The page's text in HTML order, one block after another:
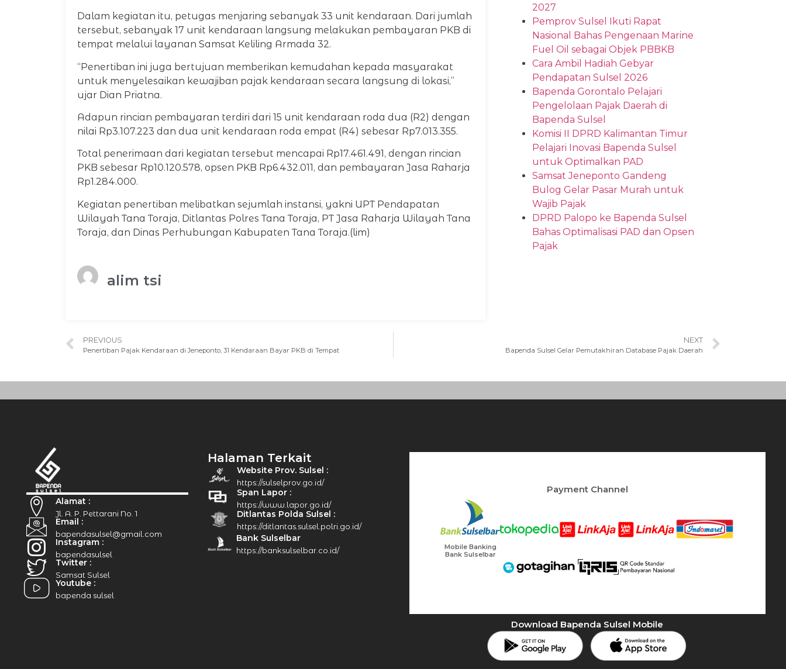
Dalam kegiatan itu, petugas menjaring sebanyak 33 unit kendaraan. Dari jumlah
tersebut, sebanyak 17 unit kendaraan langsung melakukan pembayaran PKB di
tempat melalui layanan Samsat Keliling Armada 32.
“Penertiban ini juga bertujuan memberikan kemudahan kepada masyarakat
untuk menyelesaikan kewajiban pajak kendaraan secara langsung di lokasi,”
ujar Dian Priatna.
Adapun rincian pembayaran terdiri dari 15 unit kendaraan roda dua (R2) dengan
nilai Rp3.107.223 dan dua unit kendaraan roda empat (R4) sebesar Rp7.013.355.
Total penerimaan dari kegiatan tersebut mencapai Rp17.461.491, dengan rincian
PKB sebesar Rp10.120.578, opsen PKB Rp6.432.011, dan pembayaran Jasa Raharja
Rp1.284.000.
Kegiatan penertiban melibatkan sejumlah instansi, yakni UPT Pendapatan
Wilayah Tana Toraja, Ditlantas Polres Tana Toraja, PT Jasa Raharja Wilayah Tana
Toraja, dan Dinas Perhubungan Kabupaten Tana Toraja.(lim)
alim tsi
2027
Pemprov Sulsel Ikuti Rapat
Nasional Bahas Pengenaan Marine
Fuel Oil sebagai Objek PBBKB
Cara Ambil Hadiah Gebyar
Pendapatan Sulsel 2026
Bapenda Gorontalo Pelajari
Pengelolaan Pajak Daerah di
Bapenda Sulsel
Komisi II DPRD Kalimantan Timur
Pelajari Inovasi Bapenda Sulsel
untuk Optimalkan PAD
Samsat Jeneponto Gandeng
Bulog Gelar Pasar Murah untuk
Wajib Pajak
DPRD Palopo ke Bapenda Sulsel
Bahas Optimalisasi PAD dan Opsen
Pajak
PREVIOUS
Penertiban Pajak Kendaraan di Jeneponto, 31 Kendaraan Bayar PKB di Tempat
NEXT
Bapenda Sulsel Gelar Pemutakhiran Database Pajak Daerah
Alamat :
Jl. A. P. Pettarani No. 1
Email :
bapendasulsel@gmail.com
Instagram :
bapendasulsel
Twitter :
Samsat Sulsel
Youtube :
bapenda sulsel
Halaman Terkait
Website Prov. Sulsel :
https://sulselprov.go.id/
Span Lapor :
https://www.lapor.go.id/
Ditlantas Polda Sulsel :
https://ditlantas.sulsel.polri.go.id/
Bank Sulselbar
https://banksulselbar.co.id/
Payment Channel
Mobile Banking
Bank Sulselbar
Download Bapenda Sulsel Mobile